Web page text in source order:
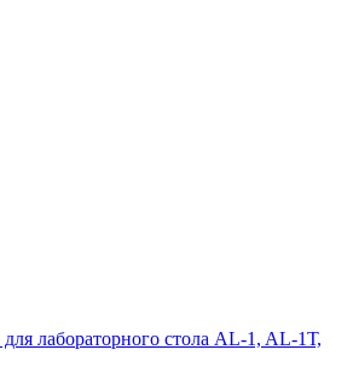
лабораторного стола AL-1, AL-1Т,